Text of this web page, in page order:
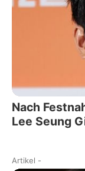
Nach
Lee Seung
Artikel -